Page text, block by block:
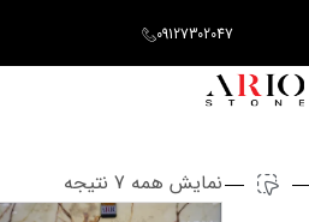
09127302047
نمایش همه 7 نتیجه